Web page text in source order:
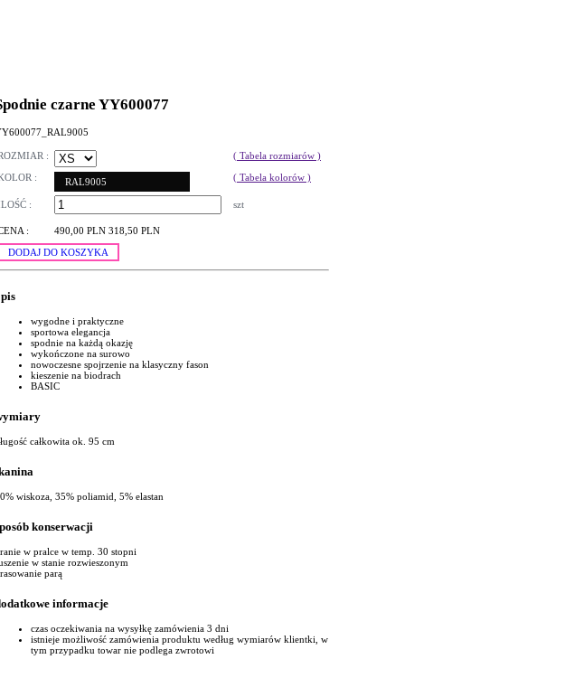
czarne YY600077
:
( Tabela rozmiarów )
:
RAL9005 ( Tabela kolorów )
: szt
: 490,00 PLN 318,50 PLN
DODAJ DO KOSZYKA
wygodne i praktyczne
sportowa elegancja
spodnie na każdą okazję
wykończone na surowo
nowoczesne spojrzenie na klasyczny fason
kieszenie na biodrach
BASIC
całkowita ok. 95 cm
wiskoza, 35% poliamid, 5% elastan
konserwacji
w pralce w temp. 30 stopni
w stanie rozwieszonym
parą
informacje
czas oczekiwania na wysyłkę zamówienia 3 dni
istnieje możliwość zamówienia produktu według wymiarów klientki, w
tym przypadku towar nie podlega zwrotowi